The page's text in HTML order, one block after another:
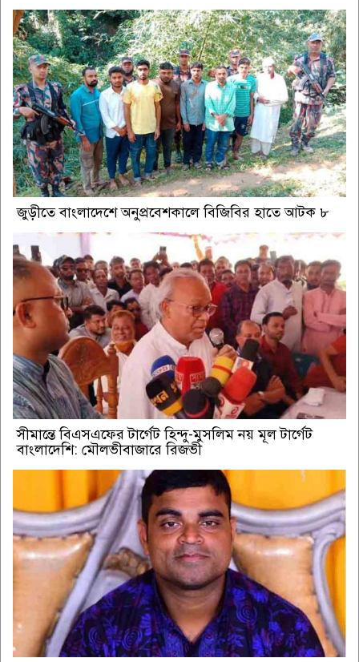
জুড়ীতে বাংলাদেশে অনুপ্রবেশকালে বিজিবির হাতে আটক ৮
সীমান্তে বিএসএফের টার্গেট হিন্দু-মুসলিম নয় মূল টার্গেট
বাংলাদেশি: মৌলভীবাজারে রিজভী